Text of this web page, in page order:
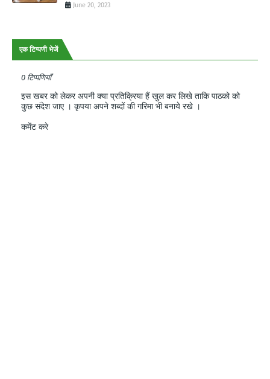
June 20, 2023
एक टिप्पणी भेजें
0 टिप्पणियाँ
इस खबर को लेकर अपनी क्या प्रतिक्रिया हैं खुल कर लिखे ताकि पाठको को
कुछ संदेश जाए । कृपया अपने शब्दों की गरिमा भी बनाये रखे ।
कमेंट करे